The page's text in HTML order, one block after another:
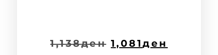
1,138ден 1,081ден